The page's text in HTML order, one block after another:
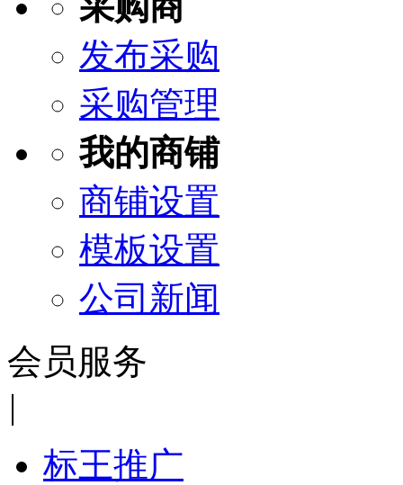
发布采购
采购管理
我的商铺
商铺设置
模板设置
公司新闻
会员服务
|
标王推广